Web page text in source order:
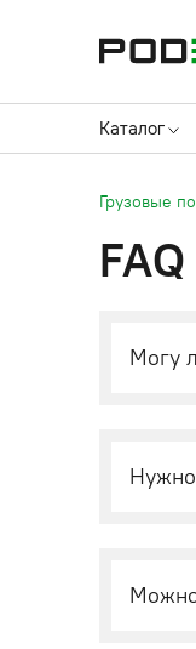
Каталог
Грузовые
FAQ
Могу